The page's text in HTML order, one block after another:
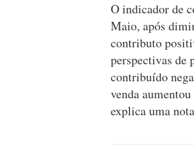
O indicador de
Maio, após
contributo
perspectivas de
contribuído
venda
explica uma